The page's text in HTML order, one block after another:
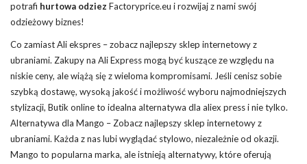
potrafi hurtowa odziez Factoryprice.eu i rozwijaj z nami swój
odzieżowy biznes!
Co zamiast Ali ekspres – zobacz najlepszy sklep internetowy z
ubraniami. Zakupy na Ali Express mogą być kuszące ze względu na
niskie ceny, ale wiążą się z wieloma kompromisami. Jeśli cenisz sobie
szybką dostawę, wysoką jakość i możliwość wyboru najmodniejszych
stylizacji, Butik online to idealna alternatywa dla aliex press i nie tylko.
Alternatywa dla Mango – Zobacz najlepszy sklep internetowy z
ubraniami. Każda z nas lubi wyglądać stylowo, niezależnie od okazji.
Mango to popularna marka, ale istnieją alternatywy, które oferują